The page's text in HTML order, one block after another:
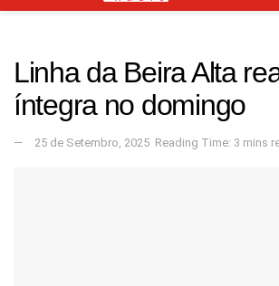
Linha da Beira Alta
íntegra no domingo
25 de Setembro, 2025 Reading Time: 3 mins